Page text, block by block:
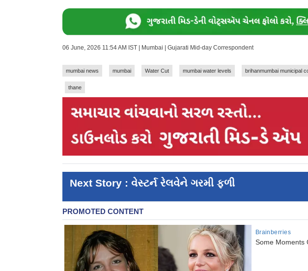
06 June, 2026 11:54 AM IST | Mumbai | Gujarati Mid-day Correspondent
mumbai news mumbai Water Cut mumbai water levels brihanmumbai municipal
thane
Next Story : વેસ્ટર્ન રેલવેને ગરમી ફળી